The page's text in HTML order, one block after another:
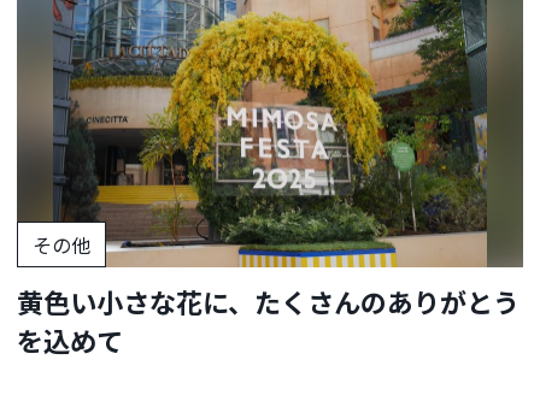
その他
黄色い小さな花に、たくさんのありがとう
を込めて